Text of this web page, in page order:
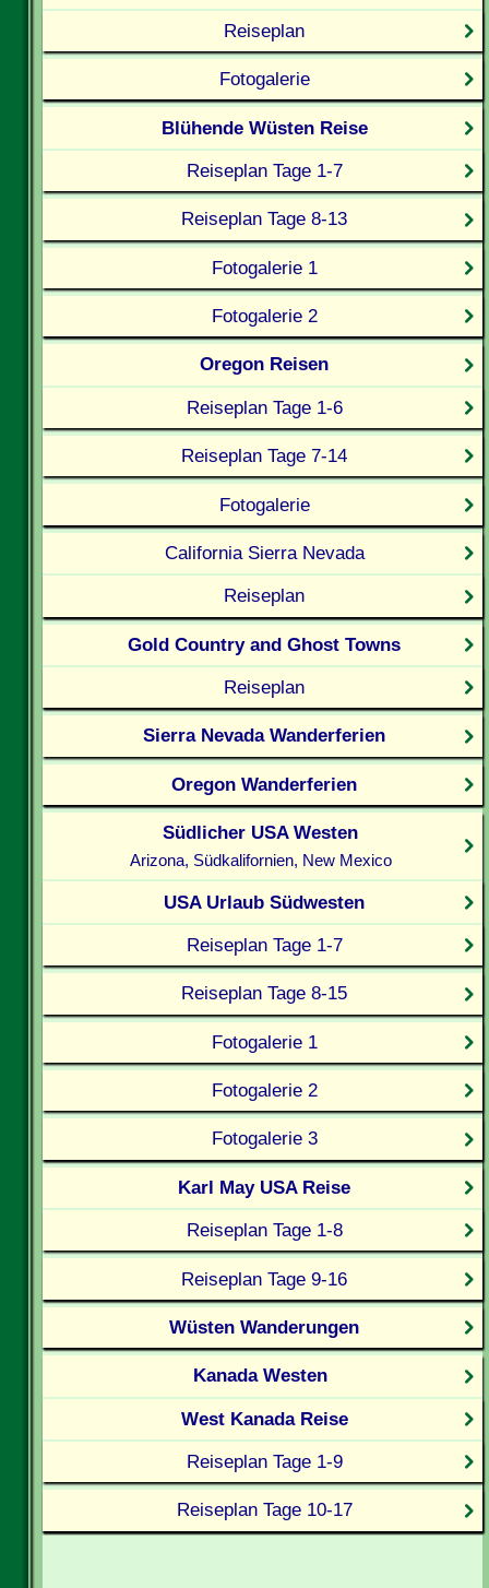
Reiseplan
Fotogalerie
Blühende Wüsten Reise
Reiseplan Tage 1-7
Reiseplan Tage 8-13
Fotogalerie 1
Fotogalerie 2
Oregon Reisen
Reiseplan Tage 1-6
Reiseplan Tage 7-14
Fotogalerie
California Sierra Nevada
Reiseplan
Gold Country and Ghost Towns
Reiseplan
Sierra Nevada Wanderferien
Oregon Wanderferien
Südlicher USA Westen
Arizona, Südkalifornien, New Mexico
USA Urlaub Südwesten
Reiseplan Tage 1-7
Reiseplan Tage 8-15
Fotogalerie 1
Fotogalerie 2
Fotogalerie 3
Karl May USA Reise
Reiseplan Tage 1-8
Reiseplan Tage 9-16
Wüsten Wanderungen
Kanada Westen
West Kanada Reise
Reiseplan Tage 1-9
Reiseplan Tage 10-17